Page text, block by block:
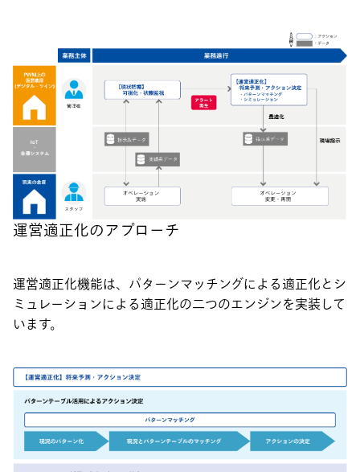
運営適正化のアプローチ
運営適正化機能は、パターンマッチングによる適正化とシ
ミュレーションによる適正化の二つのエンジンを実装して
います。